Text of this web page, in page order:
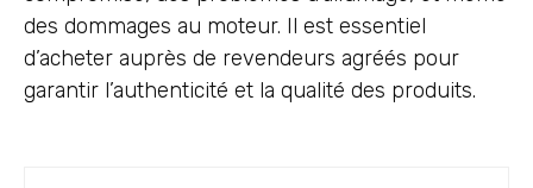
des dommages au moteur. Il est essentiel
d’acheter auprès de revendeurs agréés pour
garantir l’authenticité et la qualité des produits.